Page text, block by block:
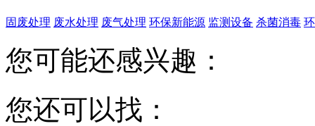
固废处理 废水处理 废气处理 环保新能源 监测设备 杀菌消毒
您可能还感兴趣：
您还可以找：